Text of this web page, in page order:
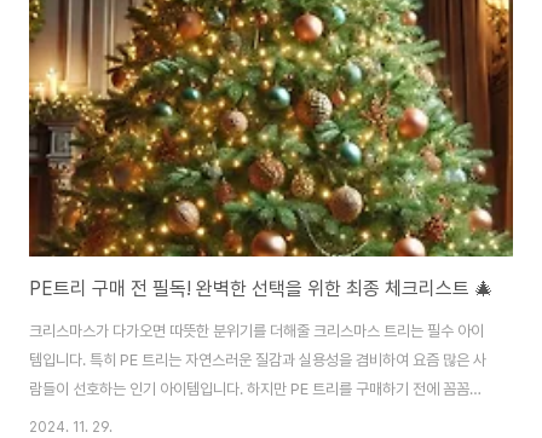
PE트리 구매 전 필독! 완벽한 선택을 위한 최종 체크리스트 🎄
크리스마스가 다가오면 따뜻한 분위기를 더해줄 크리스마스 트리는 필수 아이
템입니다. 특히 PE 트리는 자연스러운 질감과 실용성을 겸비하여 요즘 많은 사
람들이 선호하는 인기 아이템입니다. 하지만 PE 트리를 구매하기 전에 꼼꼼히
확인해야 할 것들이 있습니다. 이번 글에서는 크리스마스 분위기를 한층 더 돋
2024. 11. 29.